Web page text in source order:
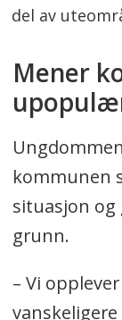
del av
Mener
kommunen
situasjon
grunn.
– Vi